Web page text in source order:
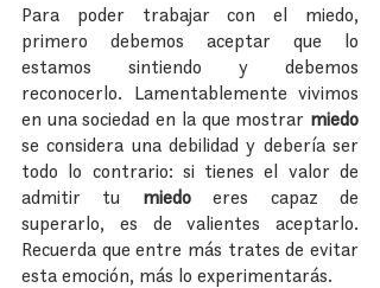
Para poder trabajar con el miedo,
primero debemos aceptar que lo
estamos sintiendo y debemos
reconocerlo. Lamentablemente vivimos
en una sociedad en la que mostrar
se considera una debilidad y debería ser
todo lo contrario: si tienes el valor de
admitir tu miedo eres capaz de
superarlo, es de valientes aceptarlo.
Recuerda que entre más trates de evitar
esta emoción, más lo experimentarás.